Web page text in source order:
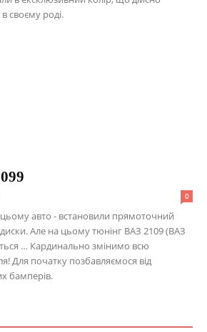
своєму роді.
0
авто - встановили прямоточний
диски. Але на цьому тюнінг ВАЗ 2109 (ВАЗ
… Кардинально змінимо всю
Для початку позбавляємося від
бамперів.